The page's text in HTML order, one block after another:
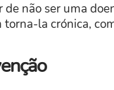
de não ser uma
torna-la crónica,